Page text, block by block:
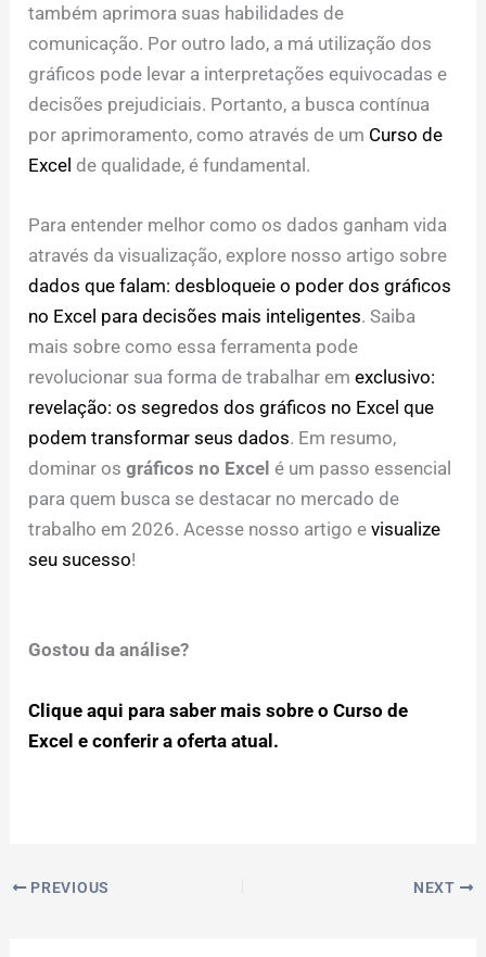
também aprimora suas habilidades de
comunicação. Por outro lado, a má utilização dos
gráficos pode levar a interpretações equivocadas e
decisões prejudiciais. Portanto, a busca contínua
por aprimoramento, como através de um Curso de
Excel de qualidade, é fundamental.
Para entender melhor como os dados ganham vida
através da visualização, explore nosso artigo sobre
dados que falam: desbloqueie o poder dos gráficos
no Excel para decisões mais inteligentes. Saiba
mais sobre como essa ferramenta pode
revolucionar sua forma de trabalhar emexclusivo:
revelação: os segredos dos gráficos no Excel que
podem transformar seus dados. Em resumo,
dominar osgráficos no Excel é um passo essencial
para quem busca se destacar no mercado de
trabalho em 2026. Acesse nosso artigo evisualize
seu sucesso!
Gostou da análise?
Clique aqui para saber mais sobre o Curso de
Excel e conferir a oferta atual.
PREVIOUS NEXT